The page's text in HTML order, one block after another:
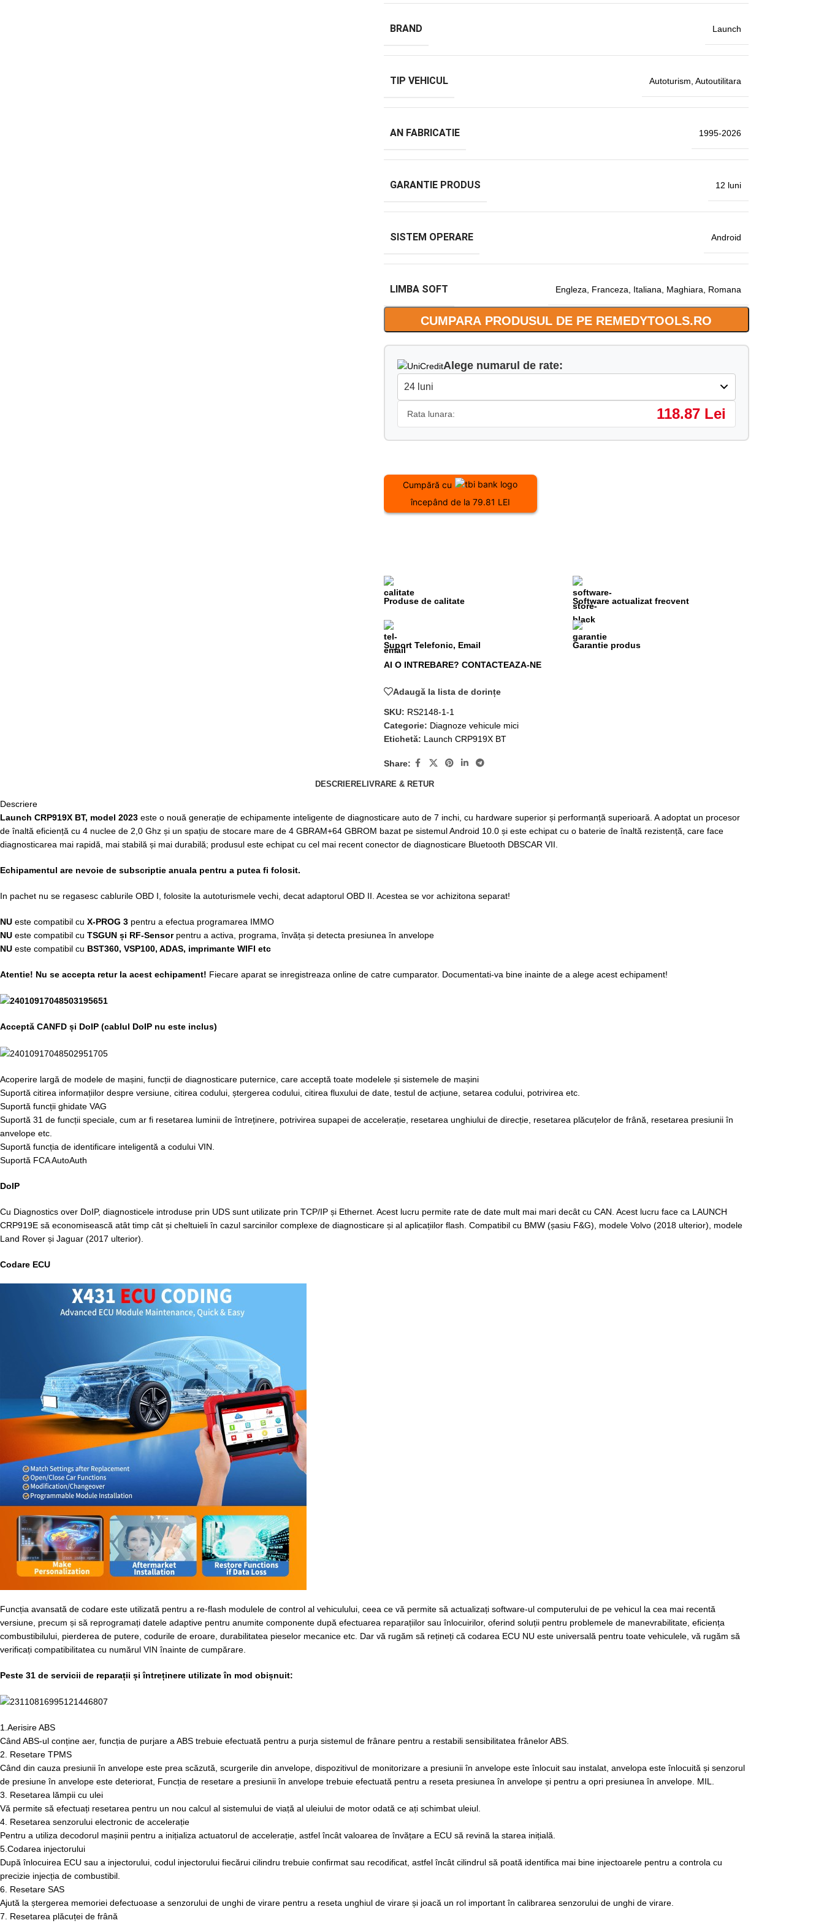
BRAND Launch
TIP VEHICUL Autoturism Autoutilitara
AN FABRICATIE 1995-2026
GARANTIE PRODUS 12 luni
SISTEM OPERARE Android
LIMBA SOFT Engleza Franceza Italiana Maghiara Romana
CUMPARA PRODUSUL DE PE REMEDYTOOLS.RO
Alege numarul de rate:
Rata lunara: 118.87 Lei
Cumpără cu
începând de la 79.81 LEI
Produse de calitate Software actualizat frecvent
Suport Telefonic, Email
Garantie produs
AI O INTREBARE? CONTACTEAZA-NE
Adaugă la lista de dorințe
SKU: RS2148-1-1
Categorie: Diagnoze vehicule mici
Etichetă: Launch CRP919X BT
Share:
DESCRIERELIVRARE & RETUR
Descriere
Launch CRP919X BT, model 2023 este o nouă generație de echipamente inteligente de diagnosticare auto de 7 inchi, cu hardware superior și performanță superioară. A adoptat un procesor
de înaltă eficiență cu 4 nuclee de 2,0 Ghz și un spațiu de stocare mare de 4 GBRAM+64 GBROM bazat pe sistemul Android 10.0 și este echipat cu o baterie de înaltă rezistență, care face
diagnosticarea mai rapidă, mai stabilă și mai durabilă; produsul este echipat cu cel mai recent conector de diagnosticare Bluetooth DBSCAR VII.
Echipamentul are nevoie de subscriptie anuala pentru a putea fi folosit.
In pachet nu se regasesc cablurile OBD I, folosite la autoturismele vechi, decat adaptorul OBD II. Acestea se vor achizitona separat!
NU este compatibil cu X-PROG 3 pentru a efectua programarea IMMO
NU este compatibil cu TSGUN și RF-Sensorpentru a activa, programa, învăța și detecta presiunea în anvelope
NU este compatibil cu BST360, VSP100, ADAS, imprimante WIFI etc
Atentie! Nu se accepta retur la acest echipament! Fiecare aparat se inregistreaza online de catre cumparator. Documentati-va bine inainte de a alege acest echipament!
Acceptă CANFD și DoIP (cablul DoIP nu este inclus)
Acoperire largă de modele de mașini, funcții de diagnosticare puternice, care acceptă toate modelele și sistemele de mașini
Suportă citirea informațiilor despre versiune, citirea codului, ștergerea codului, citirea fluxului de date, testul de acțiune, setarea codului, potrivirea etc.
Suportă funcții ghidate VAG
Suportă 31 de funcții speciale, cum ar fi resetarea luminii de întreținere, potrivirea supapei de accelerație, resetarea unghiului de direcție, resetarea plăcuțelor de frână, resetarea presiunii în
anvelope etc.
Suportă funcția de identificare inteligentă a codului VIN.
Suportă FCA AutoAuth
DoIP
Cu Diagnostics over DoIP, diagnosticele introduse prin UDS sunt utilizate prin TCP/IP și Ethernet. Acest lucru permite rate de date mult mai mari decât cu CAN. Acest lucru face ca LAUNCH
CRP919E să economisească atât timp cât și cheltuieli în cazul sarcinilor complexe de diagnosticare și al aplicațiilor flash. Compatibil cu BMW (șasiu F&G), modele Volvo (2018 ulterior), modele
Land Rover și Jaguar (2017 ulterior).
Codare ECU
Funcția avansată de codare este utilizată pentru a re-flash modulele de control al vehiculului, ceea ce vă permite să actualizați software-ul computerului de pe vehicul la cea mai recentă
versiune, precum și să reprogramați datele adaptive pentru anumite componente după efectuarea reparațiilor sau înlocuirilor, oferind soluții pentru problemele de manevrabilitate, eficiența
combustibilului, pierderea de putere, codurile de eroare, durabilitatea pieselor mecanice etc. Dar vă rugăm să rețineți că codarea ECU NU este universală pentru toate vehiculele, vă rugăm să
verificați compatibilitatea cu numărul VIN înainte de cumpărare.
Peste 31 de servicii de reparații și întreținere utilizate în mod obișnuit:
1.Aerisire ABS
Când ABS-ul conține aer, funcția de purjare a ABS trebuie efectuată pentru a purja sistemul de frânare pentru a restabili sensibilitatea frânelor ABS.
2. Resetare TPMS
Când din cauza presiunii în anvelope este prea scăzută, scurgerile din anvelope, dispozitivul de monitorizare a presiunii în anvelope este înlocuit sau instalat, anvelopa este înlocuită și senzorul
de presiune în anvelope este deteriorat, Funcția de resetare a presiunii în anvelope trebuie efectuată pentru a reseta presiunea în anvelope și pentru a opri presiunea în anvelope. MIL.
3. Resetarea lămpii cu ulei
Vă permite să efectuați resetarea pentru un nou calcul al sistemului de viață al uleiului de motor odată ce ați schimbat uleiul.
4. Resetarea senzorului electronic de accelerație
Pentru a utiliza decodorul mașinii pentru a inițializa actuatorul de accelerație, astfel încât valoarea de învățare a ECU să revină la starea inițială.
5.Codarea injectorului
După înlocuirea ECU sau a injectorului, codul injectorului fiecărui cilindru trebuie confirmat sau recodificat, astfel încât cilindrul să poată identifica mai bine injectoarele pentru a controla cu
precizie injecția de combustibil.
6. Resetare SAS
Ajută la ștergerea memoriei defectuoase a senzorului de unghi de virare pentru a reseta unghiul de virare și joacă un rol important în calibrarea senzorului de unghi de virare.
7. Resetarea plăcuței de frână